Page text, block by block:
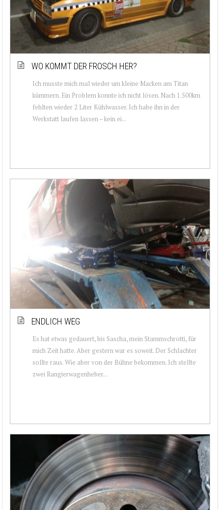
WO KOMMT DER FROSCH HER?
Ich musste mich mal wieder um kleine Macken am Titan
kümmern. Ein Problem konnte ich nicht lösen. Nach 1.500km
fehlten wieder 2 Liter Kühlwasser. Ich habe ihn in der
Werkstatt laufen lassen – kein ei...
ENDLICH WEG
Es hat etwas gedauert, bis Sascha, mein Stammschrotti, für
mich Zeit hatte. Aber gestern war es soweit. Der Schlachter
sollte raus. Wie aber von der Bühne bekommen. Ich stellte
zwei Rangierwagenheber...